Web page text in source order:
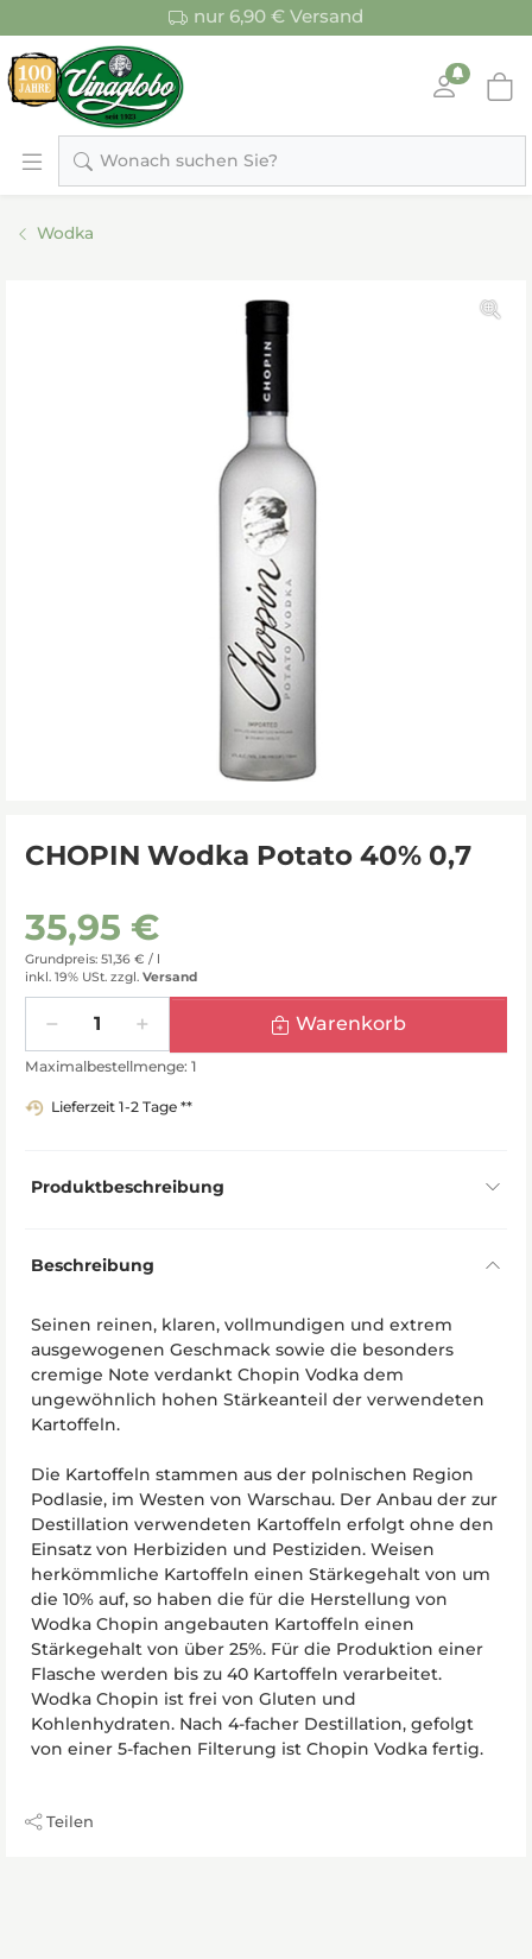
nur 6,90 € Versand
Wonach suchen Sie?
Wodka
CHOPIN Wodka Potato 40% 0,7
35,95 €
Grundpreis: 51,36 € / l
inkl. 19% USt. zzgl. Versand
Warenkorb
Maximalbestellmenge: 1
Lieferzeit 1-2 Tage **
Produktbeschreibung
Beschreibung
Seinen reinen, klaren, vollmundigen und extrem
ausgewogenen Geschmack sowie die besonders
cremige Note verdankt Chopin Vodka dem
ungewöhnlich hohen Stärkeanteil der verwendeten
Kartoffeln.
Die Kartoffeln stammen aus der polnischen Region
Podlasie, im Westen von Warschau. Der Anbau der zur
Destillation verwendeten Kartoffeln erfolgt ohne den
Einsatz von Herbiziden und Pestiziden. Weisen
herkömmliche Kartoffeln einen Stärkegehalt von um
die 10% auf, so haben die für die Herstellung von
Wodka Chopin angebauten Kartoffeln einen
Stärkegehalt von über 25%. Für die Produktion einer
Flasche werden bis zu 40 Kartoffeln verarbeitet.
Wodka Chopin ist frei von Gluten und
Kohlenhydraten. Nach 4-facher Destillation, gefolgt
von einer 5-fachen Filterung ist Chopin Vodka fertig.
Teilen